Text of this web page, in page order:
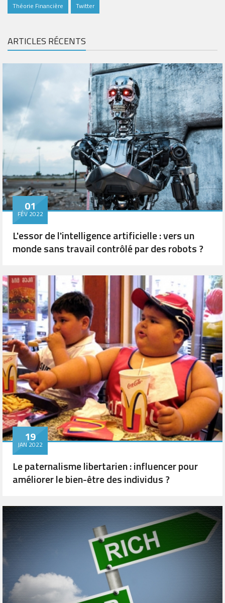
Théorie Financière
Twitter
ARTICLES RÉCENTS
01
FÉV 2022
L'essor de l'intelligence artificielle : vers un
monde sans travail contrôlé par des robots ?
19
JAN 2022
Le paternalisme libertarien : influencer pour
améliorer le bien-être des individus ?